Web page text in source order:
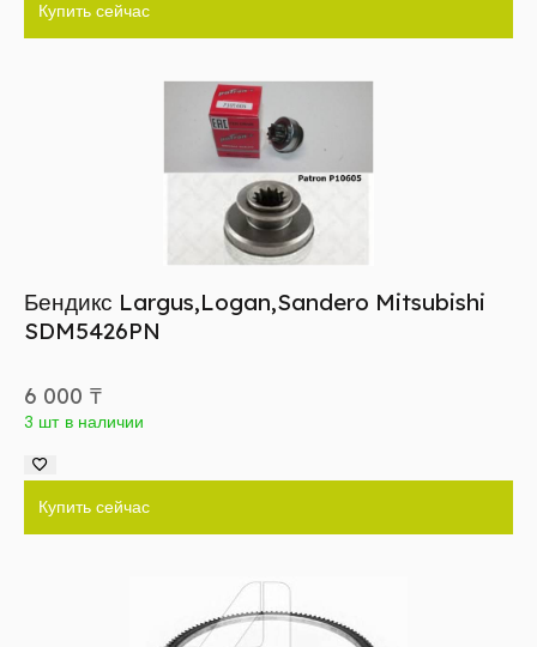
Купить сейчас
Бендикс Largus,Logan,Sandero Mitsubishi
SDM5426PN
6 000 ₸
3 шт в наличии
Купить сейчас